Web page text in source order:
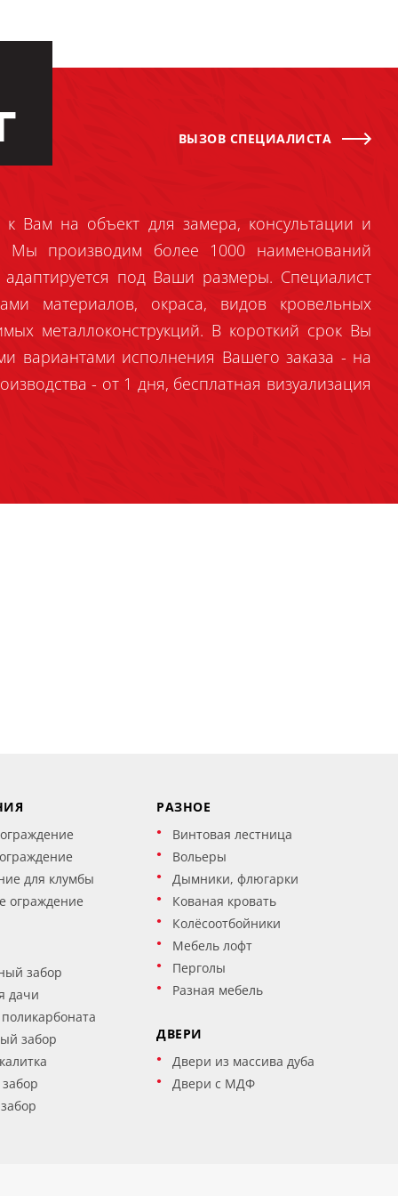
ВЫЗОВ СПЕЦИАЛИСТА
Вам на объект для замера, консультации и
Мы производим более 1000 наименований
под Ваши размеры. Специалист
материалов, окраса, видов кровельных
металлоконструкций. В короткий срок Вы
вариантами исполнения Вашего заказа - на
- от 1 дня, бесплатная визуализация
для клумбы
ограждение
забор
дачи
забор
РАЗНОЕ
Винтовая лестница
Вольеры
Дымники, флюгарки
Кованая кровать
Колёсоотбойники
Мебель лофт
Перголы
Разная мебель
ДВЕРИ
Двери из массива дуба
Двери с МДФ